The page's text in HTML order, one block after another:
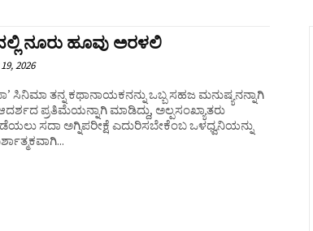
ನೂರು ಹೂವು ಅರಳಲಿ
2026
ಸಿನಿಮಾ ತನ್ನ ಕಥಾನಾಯಕನನ್ನು ಒಬ್ಬ ಸಹಜ ಮನುಷ್ಯನನ್ನಾಗಿ
ಪ್ರತಿಮೆಯನ್ನಾಗಿ ಮಾಡಿದ್ದು, ಅಲ್ಪಸಂಖ್ಯಾತರು
ಸದಾ ಅಗ್ನಿಪರೀಕ್ಷೆ ಎದುರಿಸಬೇಕೆಂಬ ಒಳಧ್ವನಿಯನ್ನು